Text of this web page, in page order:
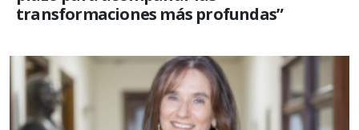
transformaciones más profundas”